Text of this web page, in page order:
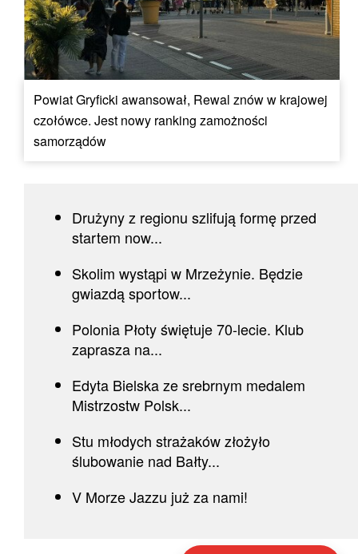
Powiat Gryficki awansował, Rewal znów w krajowej
czołówce. Jest nowy ranking zamożności
samorządów
Drużyny z regionu szlifują formę przed
startem now...
Skolim wystąpi w Mrzeżynie. Będzie
gwiazdą sportow...
Polonia Płoty świętuje 70-lecie. Klub
zaprasza na...
Edyta Bielska ze srebrnym medalem
Mistrzostw Polsk...
Stu młodych strażaków złożyło
ślubowanie nad Bałty...
V Morze Jazzu już za nami!